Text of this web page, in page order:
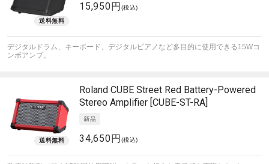
15,950円 (税込)
デジタルドラム、キーボード、デジタルピアノなど多目的に使用できる15Wコ
ンボアンプ。
Roland CUBE Street Red Battery-Powered
Stereo Amplifier [CUBE-ST-RA]
34,650円 (税込)